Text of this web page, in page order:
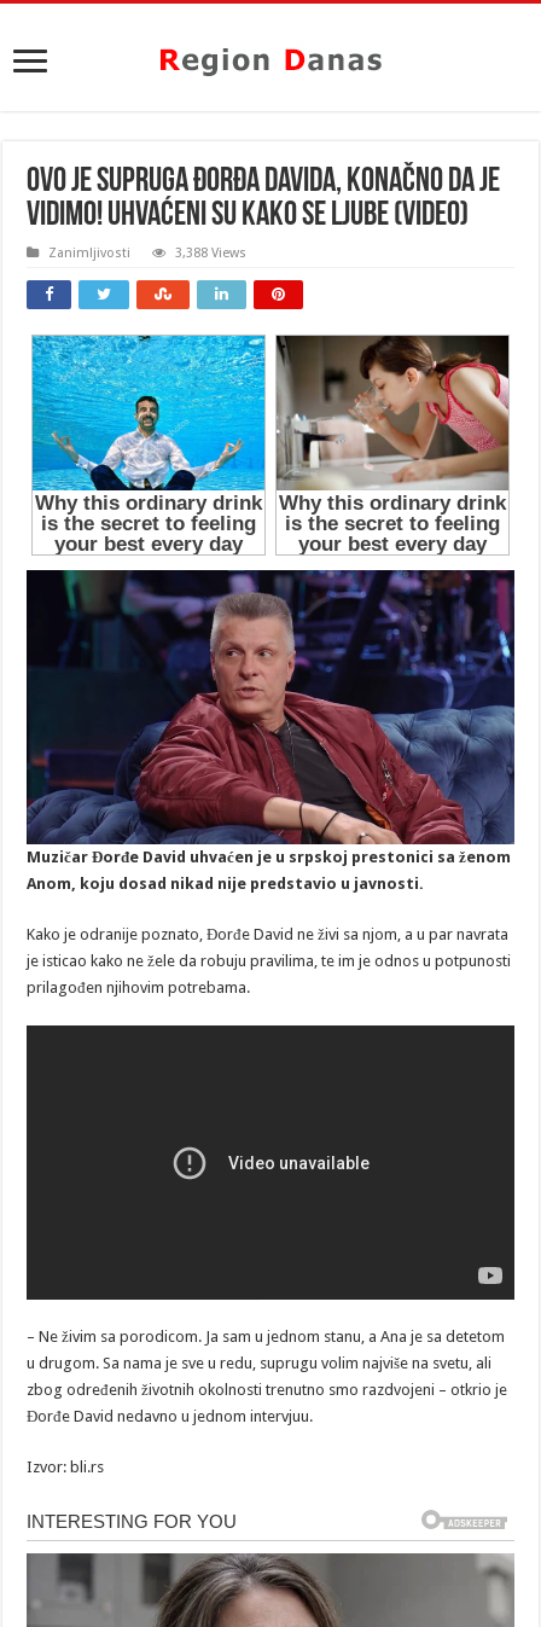
OVO JE SUPRUGA ĐORĐA DAVIDA, KONAČNO DA JE
VIDIMO! Uhvaćeni su kako se ljube (VIDEO)
Zanimljivosti 3,388 Views
Muzičar Đorđe David uhvaćen je u srpskoj prestonici sa ženom
Anom, koju dosad nikad nije predstavio u javnosti.
Kako je odranije poznato, Đorđe David ne živi sa njom, a u par navrata
je isticao kako ne žele da robuju pravilima, te im je odnos u potpunosti
prilagođen njihovim potrebama.
– Ne živim sa porodicom. Ja sam u jednom stanu, a Ana je sa detetom
u drugom. Sa nama je sve u redu, suprugu volim najviše na svetu, ali
zbog određenih životnih okolnosti trenutno smo razdvojeni – otkrio je
Đorđe David nedavno u jednom intervjuu.
Izvor: bli.rs